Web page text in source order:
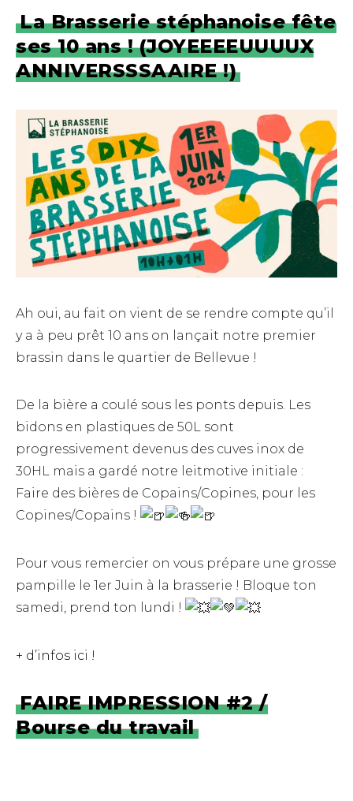
La Brasserie stéphanoise fête
ses 10 ans ! (JOYEEEEUUUUX
ANNIVERSSSAAIRE !)
Ah oui, au fait on vient de se rendre compte qu’il
y a à peu prêt 10 ans on lançait notre premier
brassin dans le quartier de Bellevue !
De la bière a coulé sous les ponts depuis. Les
bidons en plastiques de 50L sont
progressivement devenus des cuves inox de
30HL mais a gardé notre leitmotive initiale :
Faire des bières de Copains/Copines, pour les
Copines/Copains !
Pour vous remercier on vous prépare une grosse
pampille le 1er Juin à la brasserie ! Bloque ton
samedi, prend ton lundi !
+ d’infos ici !
FAIRE IMPRESSION #2 /
Bourse du travail